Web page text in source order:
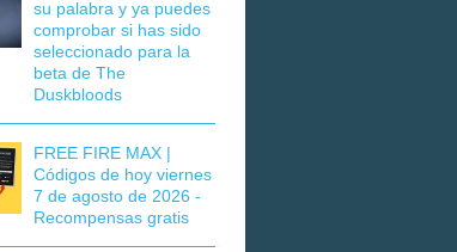
su palabra y ya puedes
comprobar si has sido
seleccionado para la
beta de The
Duskbloods
FREE FIRE MAX |
Códigos de hoy viernes
7 de agosto de 2026 -
Recompensas gratis